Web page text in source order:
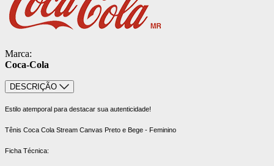
Marca:
Coca-Cola
DESCRIÇÃO
Estilo atemporal para destacar sua autenticidade!
Tênis Coca Cola Stream Canvas Preto e Bege - Feminino
Ficha Técnica: